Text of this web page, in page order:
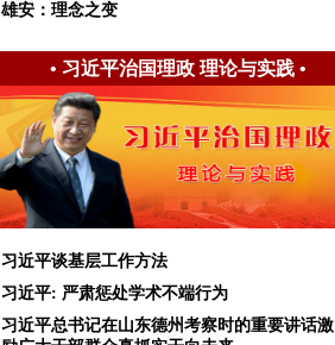
雄安：理念之变
• 习近平治国理政 理论与实践•
习近平谈基层工作方法
习近平: 严肃惩处学术不端行为
习近平总书记在山东德州考察时的重要讲话激